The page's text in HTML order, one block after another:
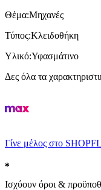
Θέμα:Μηχανές
Τύπος:Κλειδοθήκη
Υλικό:Υφασμάτινο
Δες όλα τα
Γίνε μέλος στο
Ισχύουν όροι &